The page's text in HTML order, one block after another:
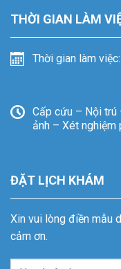
THỜI GIAN LÀM
Thời gian làm
Từ 7h00
Cấp cứu – Nội trú
ảnh – Xét
ĐẶT LỊCH KHÁM
Xin vui lòng điền mẫu
cảm ơn.